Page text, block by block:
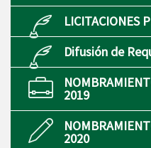
LICITACIONES
Difusión de
2019
2020